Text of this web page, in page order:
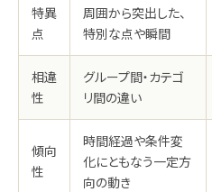
特異
点
周囲から突出した、
特別な点や瞬間
相違
性
グループ間・カテゴ
リ間の違い
傾向
性
時間経過や条件変
化にともなう一定方
向の動き